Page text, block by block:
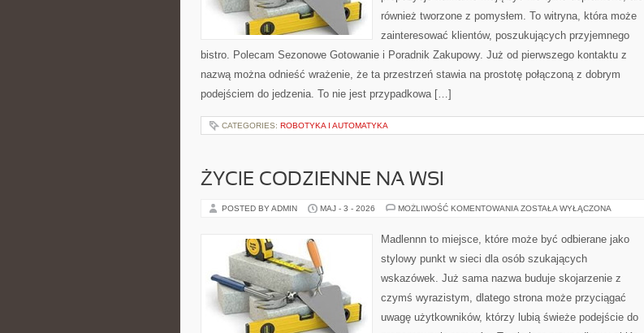
również tworzone z pomysłem. To witryna, która może
zainteresować klientów, poszukujących przyjemnego
bistro. Polecam Sezonowe Gotowanie i Poradnik Zakupowy. Już od pierwszego kontaktu z
nazwą można odnieść wrażenie, że ta przestrzeń stawia na prostotę połączoną z dobrym
podejściem do jedzenia. To nie jest przypadkowa […]
CATEGORIES: ROBOTYKA I AUTOMATYKA
ŻYCIE CODZIENNE NA WSI
POSTED BY ADMIN MAJ - 3 - 2026 MOŻLIWOŚĆ KOMENTOWANIA ŻYCIE
WSI
ZOSTAŁA WYŁĄCZONA
Madlennn to miejsce, które może być odbierane jako
stylowy punkt w sieci dla osób szukających
wskazówek. Już sama nazwa buduje skojarzenie z
czymś wyrazistym, dlatego strona może przyciągać
uwagę użytkowników, którzy lubią świeże podejście do